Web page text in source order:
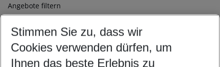
Angebote filtern
Ändern Sie Ihre Kriterien nach Ihren Wünschen
Abflughafen wählen
Beliebiger Abflughafen
Reisezeitraum wählen
Stimmen Sie zu, dass wir
Cookies verwenden dürfen, um
Ihnen das beste Erlebnis zu